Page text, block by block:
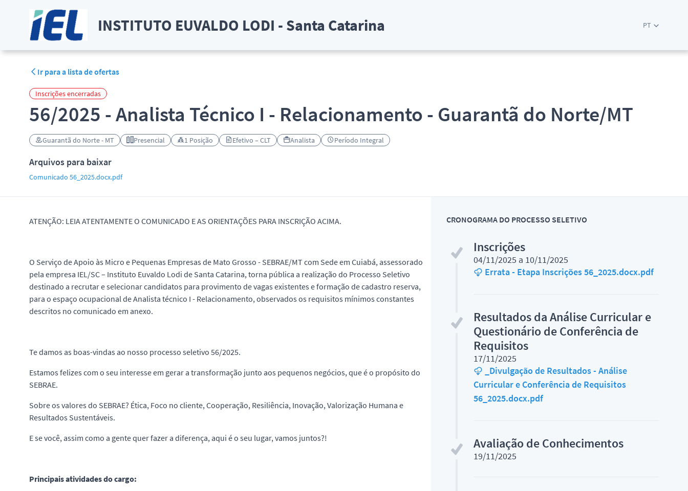
INSTITUTO EUVALDO LODI - Santa Catarina PT
Ir para a lista de ofertas
Inscrições encerradas
56/2025 - Analista Técnico I - Relacionamento - Guarantã do Norte/MT
Guarantã do Norte - MT Presencial 1 Posição Efetivo – CLT Analista Período Integral
Arquivos para baixar
Comunicado 56_2025.docx.pdf
ATENÇÃO: LEIA ATENTAMENTE O COMUNICADO E AS ORIENTAÇÕES PARA INSCRIÇÃO ACIMA.
O Serviço de Apoio às Micro e Pequenas Empresas de Mato Grosso - SEBRAE/MT com Sede em Cuiabá, assessorado
pela empresa IEL/SC – Instituto Euvaldo Lodi de Santa Catarina, torna pública a realização do Processo Seletivo
destinado a recrutar e selecionar candidatos para provimento de vagas existentes e formação de cadastro reserva,
para o espaço ocupacional de Analista técnico I - Relacionamento, observados os requisitos mínimos constantes
descritos no comunicado em anexo.
Te damos as boas-vindas ao nosso processo seletivo 56/2025.
Estamos felizes com o seu interesse em gerar a transformação junto aos pequenos negócios, que é o propósito do
SEBRAE.
Sobre os valores do SEBRAE? Ética, Foco no cliente, Cooperação, Resiliência, Inovação, Valorização Humana e
Resultados Sustentáveis.
E se você, assim como a gente quer fazer a diferença, aqui é o seu lugar, vamos juntos?!
Principais atividades do cargo:
CRONOGRAMA DO PROCESSO SELETIVO
Inscrições
04/11/2025 a 10/11/2025
Errata - Etapa Inscrições 56_2025.docx.pdf
Resultados da Análise Curricular e
Questionário de Conferência de
Requisitos
17/11/2025
_Divulgação de Resultados - Análise
Curricular e Conferência de Requisitos
56_2025.docx.pdf
Avaliação de Conhecimentos
19/11/2025